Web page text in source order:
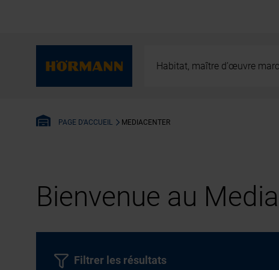
Habitat, maître d’œuvre
PAGE D'ACCUEIL MEDIACENTER
Bienvenue au
Filtrer les résultats